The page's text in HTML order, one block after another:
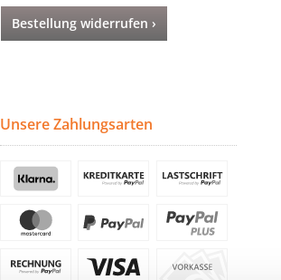
Bestellung widerrufen ›
Unsere Zahlungsarten